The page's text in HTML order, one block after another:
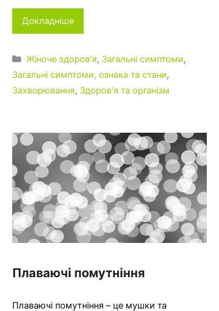
Докладніше
Категорії
Жіноче здоров'я, Загальні симптоми,
Загальні симптоми, ознака та стани,
Захворювання, Здоров'я та організм
Плаваючі помутніння
Плаваючі помутніння – це мушки та